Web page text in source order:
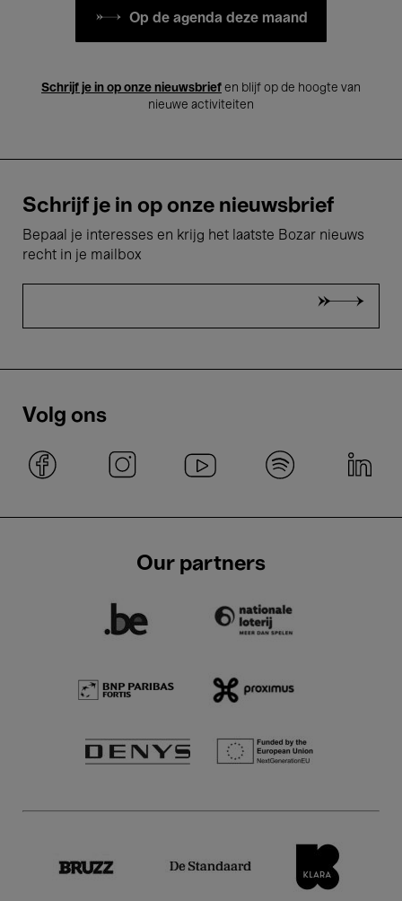
Op de agenda deze maand
Schrijf je in op onze nieuwsbrief en blijf op de hoogte van
nieuwe activiteiten
Schrijf je in op onze nieuwsbrief
Bepaal je interesses en krijg het laatste Bozar nieuws
recht in je mailbox
Volg ons
Our partners